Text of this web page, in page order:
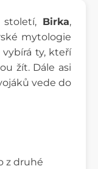
Birka,
mytologie
ty, kteří
žít. Dále asi
vede do
z druhé